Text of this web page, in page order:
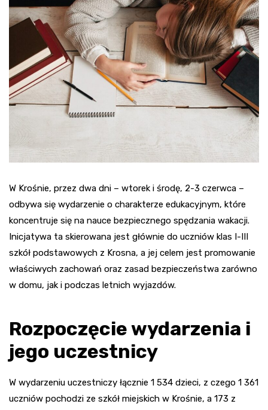
W Krośnie, przez dwa dni – wtorek i środę, 2-3 czerwca –
odbywa się wydarzenie o charakterze edukacyjnym, które
koncentruje się na nauce bezpiecznego spędzania wakacji.
Inicjatywa ta skierowana jest głównie do uczniów klas I-III
szkół podstawowych z Krosna, a jej celem jest promowanie
właściwych zachowań oraz zasad bezpieczeństwa zarówno
w domu, jak i podczas letnich wyjazdów.
Rozpoczęcie wydarzenia i
jego uczestnicy
W wydarzeniu uczestniczy łącznie 1 534 dzieci, z czego 1 361
uczniów pochodzi ze szkół miejskich w Krośnie, a 173 z